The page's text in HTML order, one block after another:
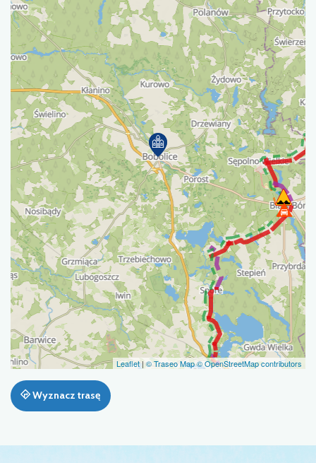
Leaflet |© Traseo Map© OpenStreetMap contributors
Wyznacz trasę